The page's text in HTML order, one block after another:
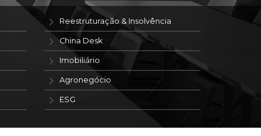
Reestruturação & Insolvência
China Desk
Imobiliário
Agronegócio
ESG